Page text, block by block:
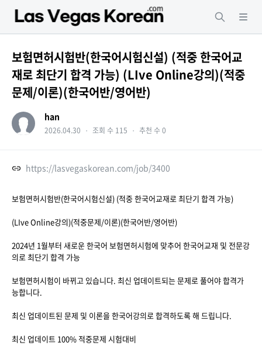
보험면허시험반(한국어시험신설) (적중 한국어교
재로 최단기 합격 가능) (LIve Online강의)(적중
문제/이론)(한국어반/영어반)
han
2026.04.30 ・ 조회 수 115 ・ 추천 수 0
https://lasvegaskorean.com/job/3400
보험면허시험반(한국어시험신설) (적중 한국어교재로 최단기 합격 가능)
(LIve Online강의)(적중문제/이론)(한국어반/영어반)
2024년 1월부터 새로운 한국어 보험면허시험에 맞추어 한국어교재 및 전문강
의로 최단기 합격 가능
보험면허시험이 바뀌고 있습니다. 최신 업데이트되는 문제로 풀어야 합격가
능합니다.
최신 업데이트된 문제 및 이론을 한국어강의로 합격하도록 해 드립니다.
최신 업데이트 100% 적중문제 시험대비